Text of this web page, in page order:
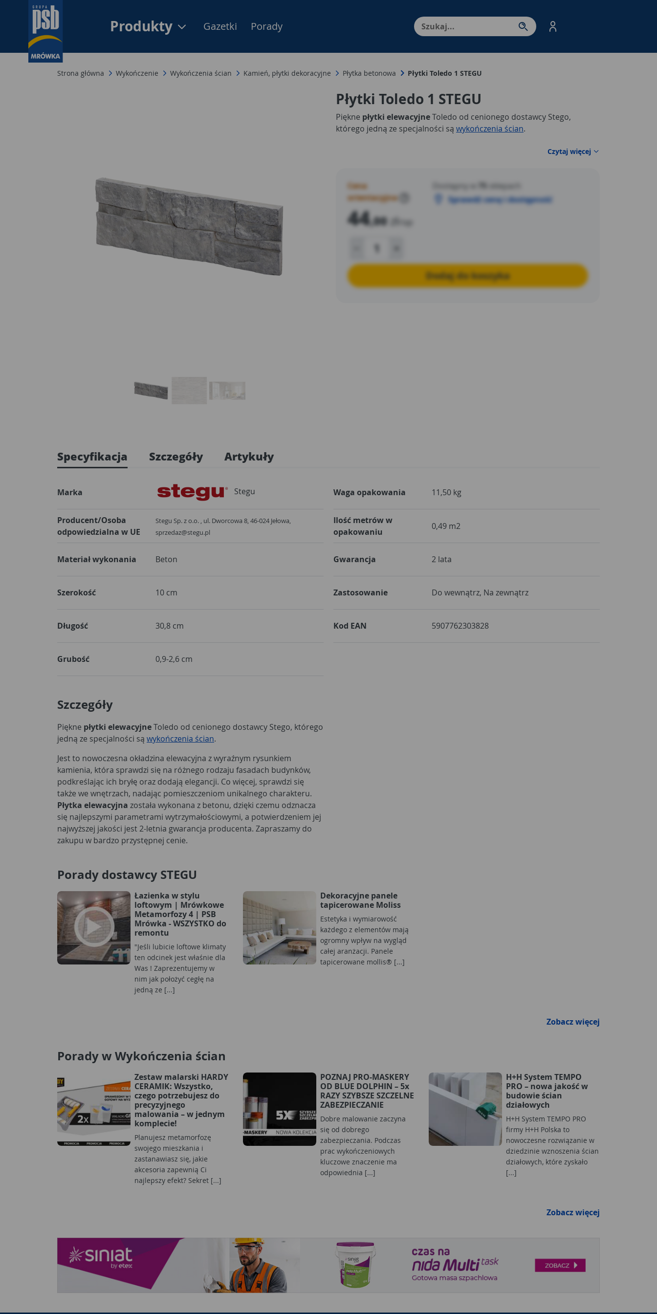
Produkty Menu Produktów, nawigacja: Enter - przejdź do strony produktów. Spacja – otwórz/
Gazetki Porady
Strona główna Wykończenie Wykończenia ścian Kamień, płytki dekoracyjne Płytka betonowa Płytki Toledo 1 STEGU
Płytki Toledo 1 STEGU
Piękne płytki elewacyjneToledo od cenionego dostawcy Stego,
którego jedną ze specjalności są wykończenia ścian.
Czytaj więcej
Cena
orientacyjna
44,00 zł /op
Dostępny w
sklepach
Sprawdź cenę i dostępność
Dodaj do koszyka
Specyfikacja Szczegóły Artykuły
Marka Stegu
Producent/Osoba
odpowiedzialna w UE
Stegu Sp. z o.o. , ul. Dworcowa 8, 46-024 Jełowa,
sprzedaz@stegu.pl
Materiał wykonania Beton
Szerokość 10 cm
Długość 30,8 cm
Grubość 0,9-2,6 cm
Waga opakowania 11,50 kg
Ilość metrów w
opakowaniu
0,49 m2
Gwarancja 2 lata
Zastosowanie Do wewnątrz, Na zewnątrz
Kod EAN 5907762303828
Szczegóły
Piękne płytki elewacyjneToledo od cenionego dostawcy Stego, którego
jedną ze specjalności są wykończenia ścian.
Jest to nowoczesna okładzina elewacyjna z wyraźnym rysunkiem
kamienia, która sprawdzi się na różnego rodzaju fasadach budynków,
podkreślając ich bryłę oraz dodają elegancji. Co więcej, sprawdzi się
także we wnętrzach, nadając pomieszczeniom unikalnego charakteru.
Płytka elewacyjna została wykonana z betonu, dzięki czemu odznacza
się najlepszymi parametrami wytrzymałościowymi, a potwierdzeniem jej
najwyższej jakości jest 2-letnia gwarancja producenta. Zapraszamy do
zakupu w bardzo przystępnej cenie.
Porady dostawcy STEGU
Łazienka w stylu
loftowym | Mrówkowe
Metamorfozy 4 | PSB
Mrówka - WSZYSTKO do
remontu
"Jeśli lubicie loftowe klimaty
ten odcinek jest właśnie dla
Was ! Zaprezentujemy w
nim jak położyć cegłę na
jedną ze [...]
Dekoracyjne panele
tapicerowane Moliss
Estetyka i wymiarowość
każdego z elementów mają
ogromny wpływ na wygląd
całej aranżacji. Panele
tapicerowane mollis® [...]
Zobacz więcej
Porady w Wykończenia ścian
Zestaw malarski HARDY
CERAMIK: Wszystko,
czego potrzebujesz do
precyzyjnego
malowania – w jednym
komplecie!
Planujesz metamorfozę
swojego mieszkania i
zastanawiasz się, jakie
akcesoria zapewnią Ci
najlepszy efekt? Sekret [...]
POZNAJ PRO-MASKERY
OD BLUE DOLPHIN – 5x
RAZY SZYBSZE SZCZELNE
ZABEZPIECZANIE
Dobre malowanie zaczyna
się od dobrego
zabezpieczania. Podczas
prac wykończeniowych
kluczowe znaczenie ma
odpowiednia [...]
H+H System TEMPO
PRO – nowa jakość w
budowie ścian
działowych
H+H System TEMPO PRO
firmy H+H Polska to
nowoczesne rozwiązanie w
dziedzinie wznoszenia ścian
działowych, które zyskało
[...]
Zobacz więcej